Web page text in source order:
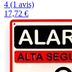
4 (1 avis)
17,72 €